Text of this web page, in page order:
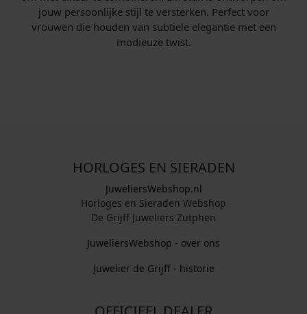
jouw persoonlijke stijl te versterken. Perfect voor
vrouwen die houden van subtiele elegantie met een
modieuze twist.
HORLOGES EN SIERADEN
JuweliersWebshop.nl
Horloges en Sieraden Webshop
De Grijff Juweliers Zutphen
JuweliersWebshop - over ons
Juwelier de Grijff - historie